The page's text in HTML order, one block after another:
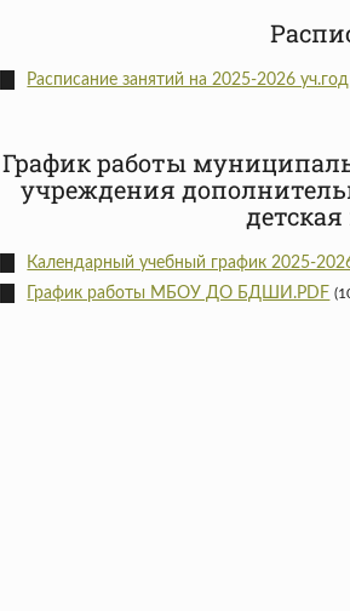
Расписание занятий на 2025-2026
График работы
учреждения
Календарный учебный график 2025-
График работы МБОУ ДО БДШИ.PDF